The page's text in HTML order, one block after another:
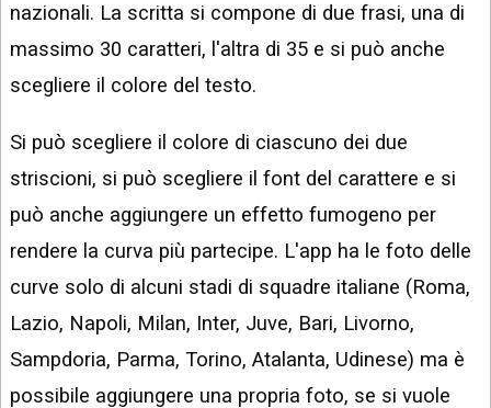
nazionali. La scritta si compone di due frasi, una di
massimo 30 caratteri, l'altra di 35 e si può anche
scegliere il colore del testo.
Si può scegliere il colore di ciascuno dei due
striscioni, si può scegliere il font del carattere e si
può anche aggiungere un effetto fumogeno per
rendere la curva più partecipe. L'app ha le foto delle
curve solo di alcuni stadi di squadre italiane (Roma,
Lazio, Napoli, Milan, Inter, Juve, Bari, Livorno,
Sampdoria, Parma, Torino, Atalanta, Udinese) ma è
possibile aggiungere una propria foto, se si vuole